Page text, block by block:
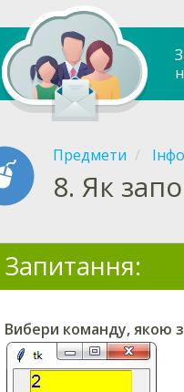
Предмети
8. Як
Запитання:
Вибери команду, якою